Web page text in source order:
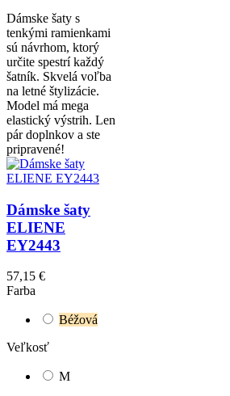
Dámske šaty s
tenkými ramienkami
sú návrhom, ktorý
určite spestrí každý
šatník. Skvelá voľba
na letné štylizácie.
Model má mega
elastický výstrih. Len
pár doplnkov a ste
pripravené!
Dámske šaty
ELIENE
EY2443
57,15 €
Farba
Béžová
Veľkosť
M